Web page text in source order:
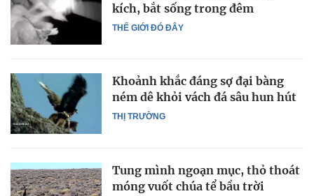
THẾ GIỚI ĐÓ ĐÂY
kích, bắt sống trong đêm
THỊ TRƯỜNG
Khoảnh khắc đáng sợ đại bàng
ném dê khỏi vách đá sâu hun hút
Tung mình ngoạn mục, thỏ thoát
móng vuốt chúa tể bầu trời